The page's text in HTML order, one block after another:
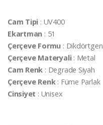
Cam Tipi : UV400
Ekartman : 51
Çerçeve Formu : Dikdörtgen
Çerçeve Materyali: Metal
Cam Renk : Degrade Siyah
Çerçeve Renk: Füme Parlak
Cinsiyet : Unisex